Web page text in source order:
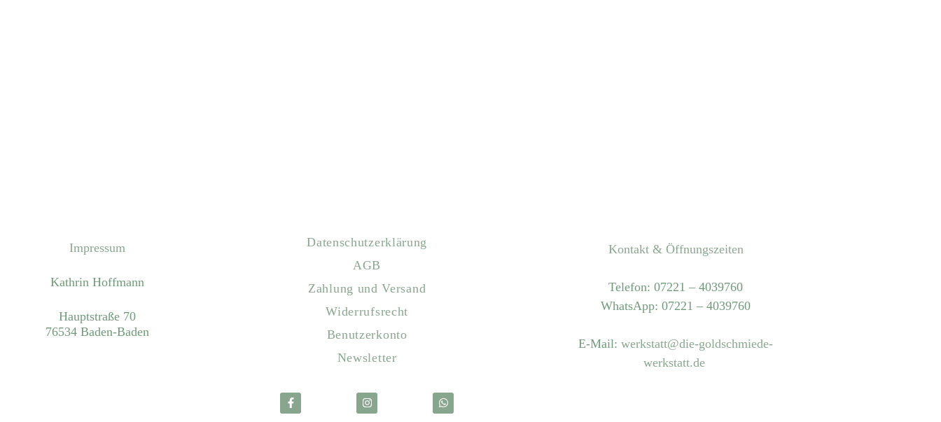
Impressum
Kathrin Hoffmann
Hauptstraße 70
76534 Baden-Baden
Datenschutzerklärung
AGB
Zahlung und Versand
Widerrufsrecht
Benutzerkonto
Newsletter
Kontakt & Öffnungszeiten
Telefon: 07221 – 4039760
WhatsApp: 07221 – 4039760
E-Mail:werkstatt@die-goldschmiede-
werkstatt.de